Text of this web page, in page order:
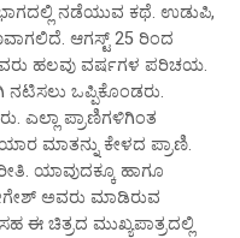
ನಡೆಯುವ ಕಥೆ. ಉಡುಪಿ,
ಆಗಸ್ಟ್ 25 ರಿಂದ
ಹಲವು ವರ್ಷಗಳ ಪರಿಚಯ.
ಒಪ್ಪಿಕೊಂಡರು.
ಎಲ್ಲಾ ಪ್ರಾಣಿಗಳಿಗಿಂತ
ಮಾತನ್ನು ಕೇಳದ ಪ್ರಾಣಿ.
ಯಾವುದಕ್ಕೂ ಹಾಗೂ
ಅವರು ಮಾಡಿರುವ
ಈ ಚಿತ್ರದ ಮುಖ್ಯಪಾತ್ರದಲ್ಲಿ